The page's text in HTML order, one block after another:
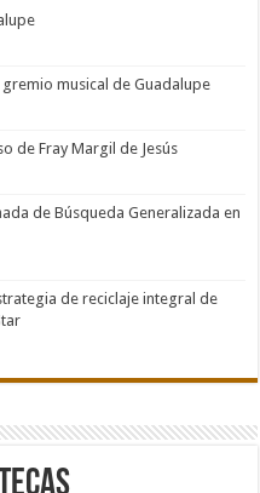
musical de Guadalupe
de Fray Margil de Jesús
de Búsqueda Generalizada en
de reciclaje integral de